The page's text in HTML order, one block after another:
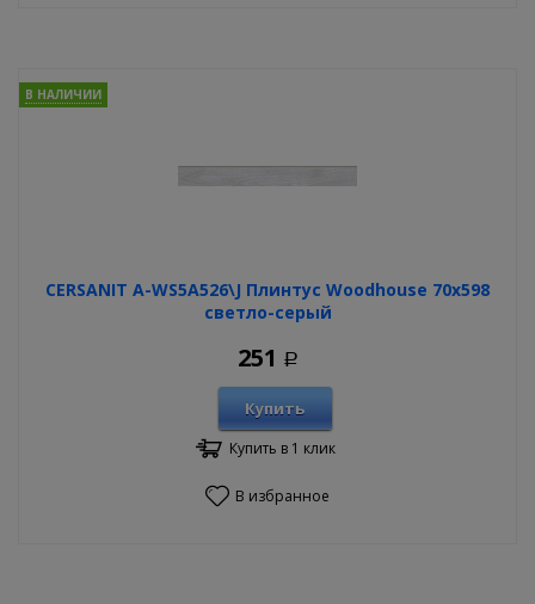
CERSANIT A-WS5A526\J Плинтус Woodhouse 70х598
светло-серый
В НАЛИЧИИ
251 Р
Купить
Купить в 1 клик
В избранное